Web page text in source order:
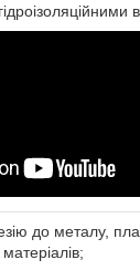
до металу,